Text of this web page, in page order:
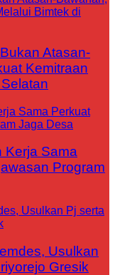
Atasan-
Kemitraan
Kerja Sama
Program
Usulkan
Gresik